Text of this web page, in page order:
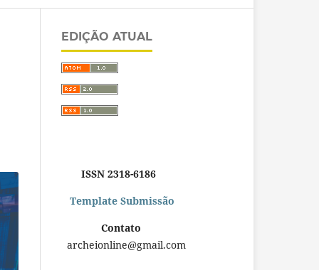
EDIÇÃO ATUAL
ISSN 2318-6186
Template Submissão
Contato
archeionline@gmail.com